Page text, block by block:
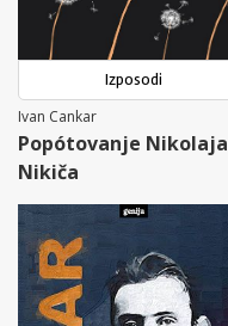
Izposodi
Ivan Cankar
Popótovanje Nikolaja
Nikiča